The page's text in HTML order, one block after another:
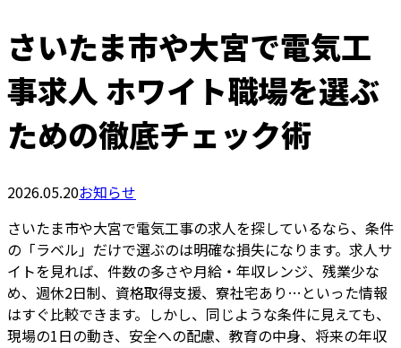
さいたま市や大宮で電気工
事求人 ホワイト職場を選ぶ
ための徹底チェック術
2026.05.20お知らせ
さいたま市や大宮で電気工事の求人を探しているなら、条件
の「ラベル」だけで選ぶのは明確な損失になります。求人サ
イトを見れば、件数の多さや月給・年収レンジ、残業少な
め、週休2日制、資格取得支援、寮社宅あり…といった情報
はすぐ比較できます。しかし、同じような条件に見えても、
現場の1日の動き、安全への配慮、教育の中身、将来の年収